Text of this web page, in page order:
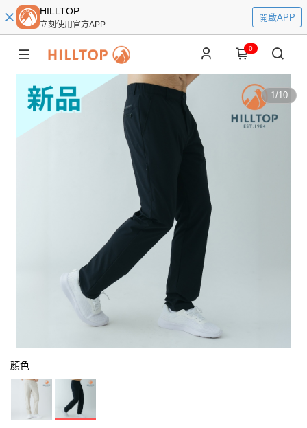
HILLTOP
立刻使用官方APP
開啟APP
0
1/10
顏色